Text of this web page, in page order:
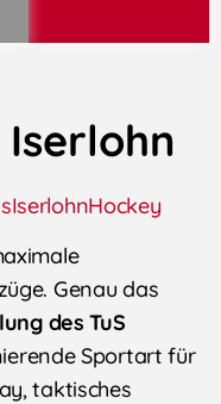
Iserlohn
Genau das
des TuS
Sportart für
taktisches